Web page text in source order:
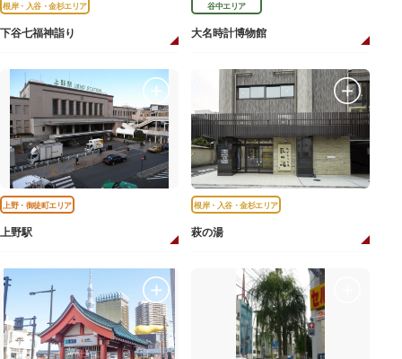
根岸・入谷・金杉エリア
下谷七福神詣り
谷中エリア
大名時計博物館
上野・御徒町エリア
上野駅
根岸・入谷・金杉エリア
萩の湯